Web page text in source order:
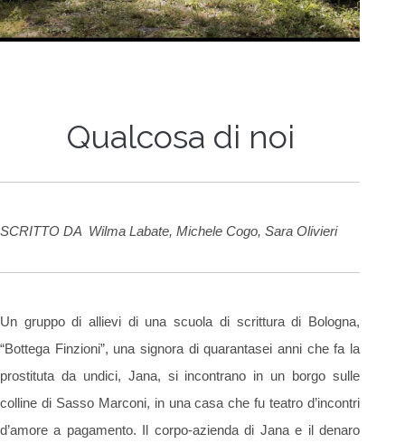
Qualcosa di noi
SCRITTO DA Wilma Labate, Michele Cogo, Sara Olivieri
Un gruppo di allievi di una scuola di scrittura di Bologna,
“Bottega Finzioni”, una signora di quarantasei anni che fa la
prostituta da undici, Jana, si incontrano in un borgo sulle
colline di Sasso Marconi, in una casa che fu teatro d’incontri
d’amore a pagamento. Il corpo-azienda di Jana e il denaro